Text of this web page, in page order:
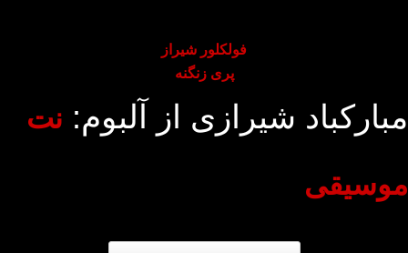
فولکلور شیراز
پری زنگنه
مبارکباد شیرازی از آلبوم: نت
موسیقی